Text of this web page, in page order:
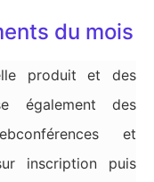
du mois
produit et des
également des
et
inscription puis